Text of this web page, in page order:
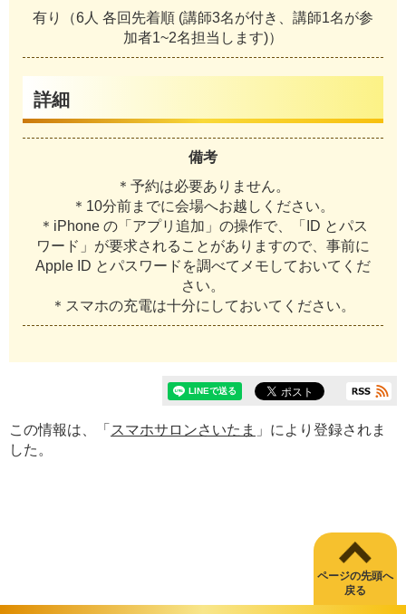
有り（6人 各回先着順 (講師3名が付き、講師1名が参
加者1~2名担当します)）
詳細
備考
＊予約は必要ありません。
＊10分前までに会場へお越しください。
＊iPhone の「アプリ追加」の操作で、「ID とパス
ワード」が要求されることがありますので、事前に
Apple ID とパスワードを調べてメモしておいてくだ
さい。
＊スマホの充電は十分にしておいてください。
この情報は、「 スマホサロンさいたま 」により登録されま
した。
ページの先頭へ
戻る